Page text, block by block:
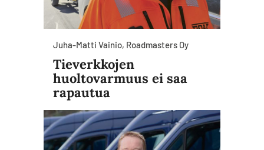
Juha-Matti Vainio, Roadmasters Oy
Tieverkkojen
huoltovarmuus ei saa
rapautua